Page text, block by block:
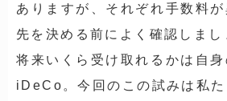
ありますが、それぞれ手数料
先を決める前によく確認しまし
将来いくら受け取れるかは自
iDeCo。今回のこの試みは私